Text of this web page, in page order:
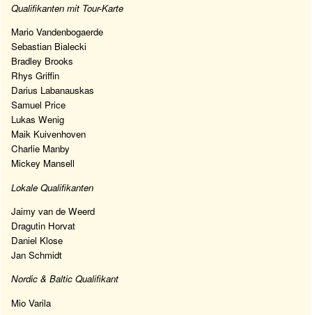
Qualifikanten mit Tour-Karte
Mario Vandenbogaerde
Sebastian Bialecki
Bradley Brooks
Rhys Griffin
Darius Labanauskas
Samuel Price
Lukas Wenig
Maik Kuivenhoven
Charlie Manby
Mickey Mansell
Lokale Qualifikanten
Jaimy van de Weerd
Dragutin Horvat
Daniel Klose
Jan Schmidt
Nordic & Baltic Qualifikant
Mio Varila